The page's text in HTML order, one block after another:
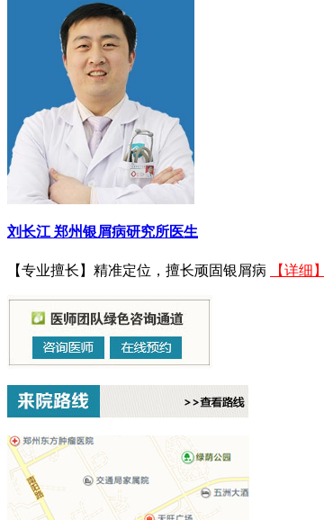
刘长江 郑州银屑病研究所医生
【专业擅长】精准定位，擅长顽固银屑病 【详细】